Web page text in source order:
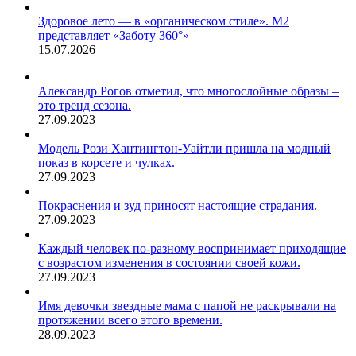
Здоровое лето — в «органическом стиле». М2
представляет «Заботу 360°»
15.07.2026
Александр Рогов отметил, что многослойные образы –
это тренд сезона.
27.09.2023
Модель Рози Хантингтон-Уайтли пришла на модный
показ в корсете и чулках.
27.09.2023
Покраснения и зуд приносят настоящие страдания.
27.09.2023
Каждый человек по-разному воспринимает приходящие
с возрастом изменения в состоянии своей кожи.
27.09.2023
Имя девочки звездные мама с папой не раскрывали на
протяжении всего этого времени.
28.09.2023